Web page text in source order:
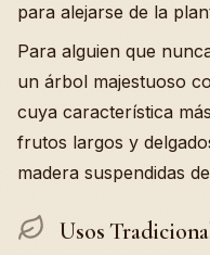
para alejarse de la
Para alguien que
un árbol majestuoso
cuya característica
frutos largos y
madera suspendidas
Usos